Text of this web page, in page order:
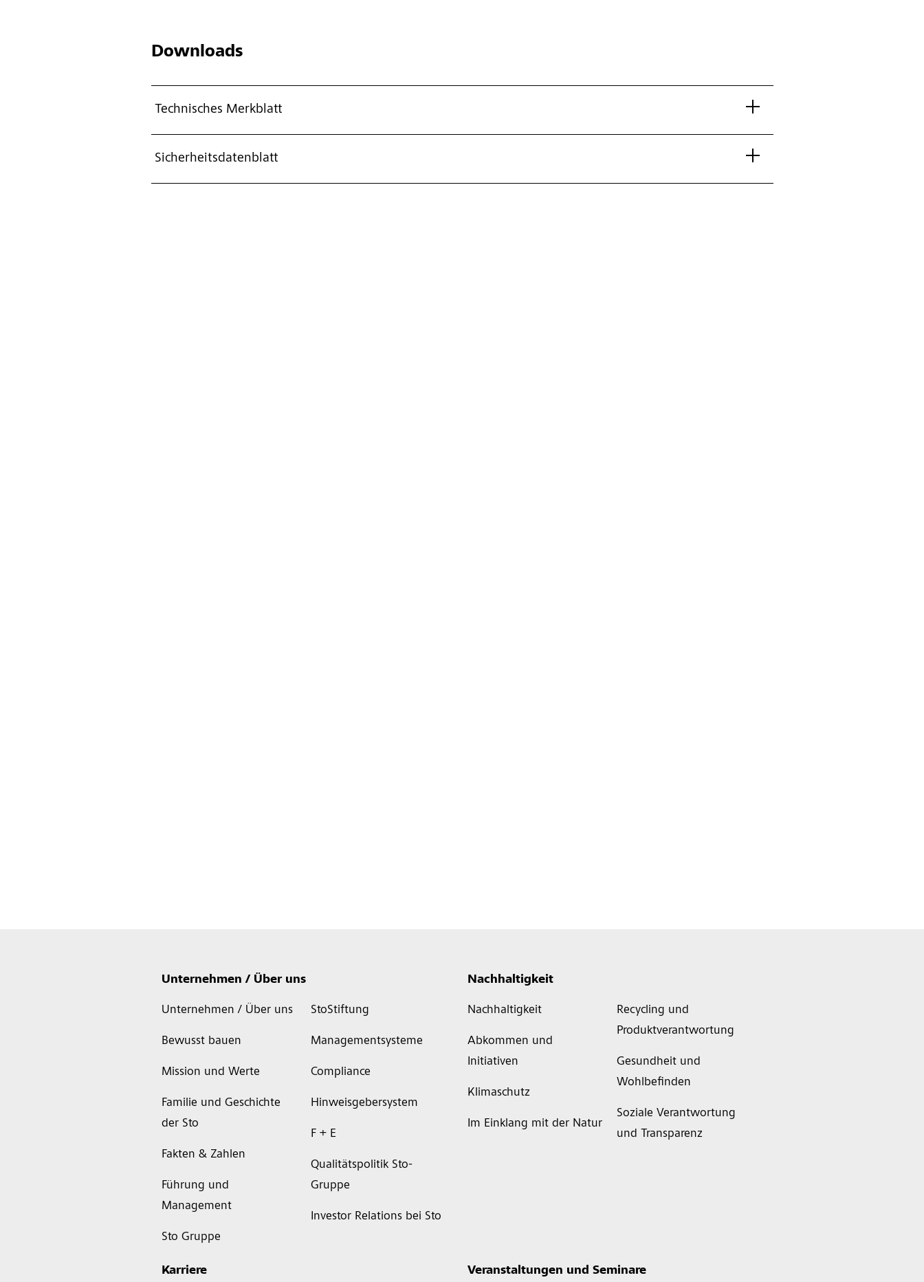
Downloads
Technisches Merkblatt
Sicherheitsdatenblatt
Unternehmen / Über uns
Unternehmen / Über uns
Bewusst bauen
Mission und Werte
Familie und Geschichte
der Sto
Fakten & Zahlen
Führung und
Management
Sto Gruppe
StoStiftung
Managementsysteme
Compliance
Hinweisgebersystem
F + E
Qualitätspolitik Sto-
Gruppe
Investor Relations bei Sto
Nachhaltigkeit
Nachhaltigkeit
Abkommen und
Initiativen
Klimaschutz
Im Einklang mit der Natur
Recycling und
Produktverantwortung
Gesundheit und
Wohlbefinden
Soziale Verantwortung
und Transparenz
Karriere Veranstaltungen und Seminare